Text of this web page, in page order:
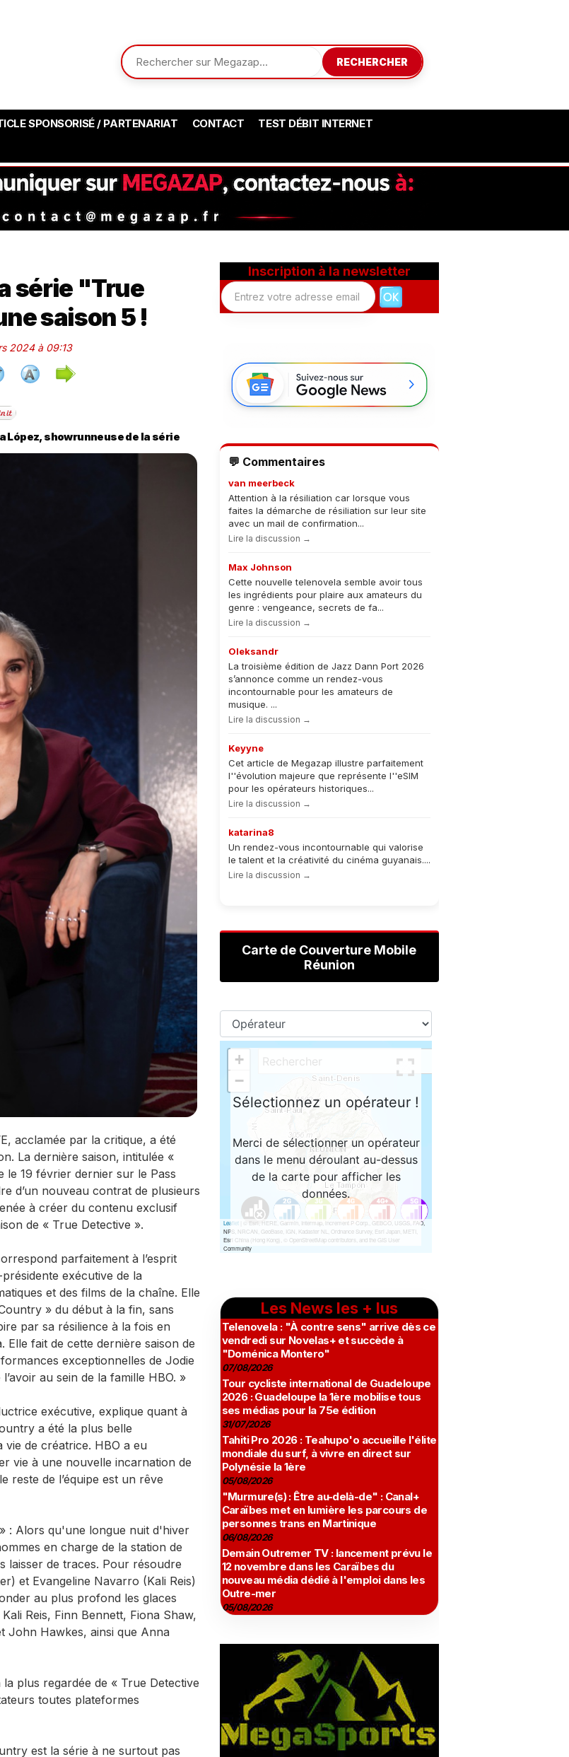
RECHERCHER
SPONSORISÉ / PARTENARIAT CONTACT TEST DÉBIT INTERNET
série "True
saison 5 !
2024 à 09:13
López, showrunneuse de la série
acclamée par la critique, a été
La dernière saison, intitulée «
le 19 février dernier sur le Pass
d’un nouveau contrat de plusieurs
à créer du contenu exclusif
de « True Detective ».
parfaitement à l’esprit
exécutive de la
et des films de la chaîne. Elle
» du début à la fin, sans
par sa résilience à la fois en
Elle fait de cette dernière saison de
exceptionnelles de Jodie
au sein de la famille HBO. »
exécutive, explique quant à
a été la plus belle
de créatrice. HBO a eu
vie à une nouvelle incarnation de
reste de l’équipe est un rêve
: Alors qu'une longue nuit d'hiver
en charge de la station de
laisser de traces. Pour résoudre
et Evangeline Navarro (Kali Reis)
au plus profond les glaces
Reis, Finn Bennett, Fiona Shaw,
John Hawkes, ainsi que Anna
plus regardée de « True Detective
toutes plateformes
est la série à ne surtout pas
Inscription à la newsletter
💬 Commentaires
van meerbeck
Attention à la résiliation car lorsque vous
faites la démarche de résiliation sur leur site
avec un mail de confirmation...
Lire la discussion →
Max Johnson
Cette nouvelle telenovela semble avoir tous
les ingrédients pour plaire aux amateurs du
genre : vengeance, secrets de fa...
Lire la discussion →
Oleksandr
La troisième édition de Jazz Dann Port 2026
s’annonce comme un rendez-vous
incontournable pour les amateurs de
musique. ...
Lire la discussion →
Keyyne
Cet article de Megazap illustre parfaitement
l''évolution majeure que représente l''eSIM
pour les opérateurs historiques...
Lire la discussion →
katarina8
Un rendez-vous incontournable qui valorise
le talent et la créativité du cinéma guyanais....
Lire la discussion →
Carte de Couverture Mobile
Réunion
Les News les + lus
Telenovela : "À contre sens" arrive dès ce
vendredi sur Novelas+ et succède à
"Doménica Montero"
07/08/2026
Tour cycliste international de Guadeloupe
2026 : Guadeloupe la 1ère mobilise tous
ses médias pour la 75e édition
31/07/2026
Tahiti Pro 2026 : Teahupo'o accueille l'élite
mondiale du surf, à vivre en direct sur
Polynésie la 1ère
05/08/2026
"Murmure(s) : Être au-delà-de" : Canal+
Caraïbes met en lumière les parcours de
personnes trans en Martinique
06/08/2026
Demain Outremer TV : lancement prévu le
12 novembre dans les Caraïbes du
nouveau média dédié à l'emploi dans les
Outre-mer
05/08/2026